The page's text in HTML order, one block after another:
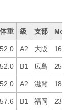
体重 級 支部 Mo
52.0 A2 大阪 16
52.0 B1 広島 25
52.0 A2 滋賀 18
57.6 B1 福岡 23